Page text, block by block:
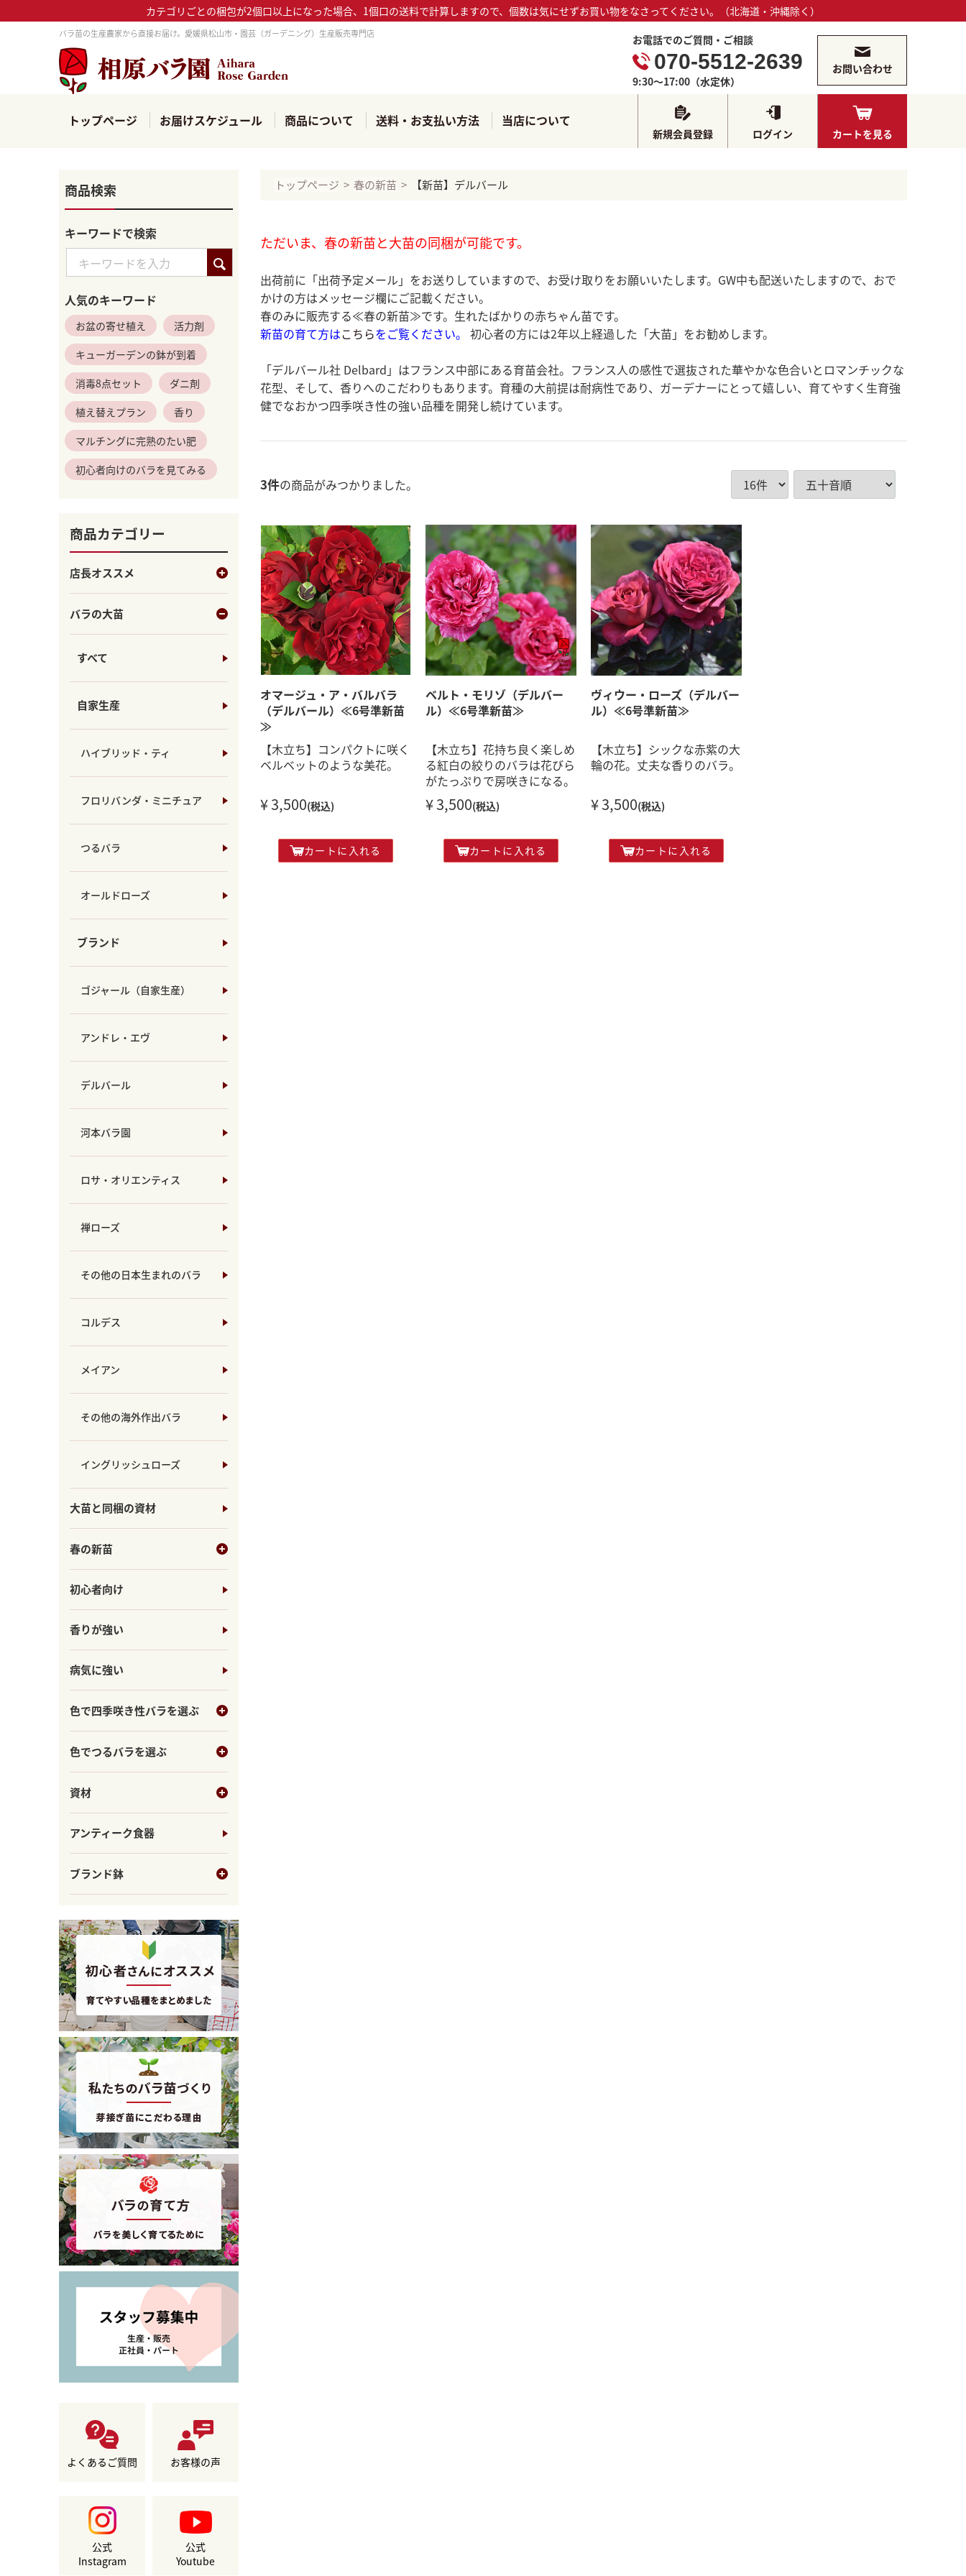
カテゴリごとの梱包が2個口以上になった場合、1個口の送料で計算しますので、個数は気にせずお買い物をなさってください。（北海道・沖縄除く）
バラ苗の生産農家から直接お届け。愛媛県松山市・園芸（ガーデニング）生産販売専門店 お電話でのご質問・ご相談
070-5512-2639
9:30～17:00（水定休）
お問い合わせ
トップページ お届けスケジュール 商品について 送料・お支払い方法 当店について
新規会員登録 ログイン カートを見る
商品検索
キーワードで検索
人気のキーワード
お盆の寄せ植え
活力剤
キューガーデンの鉢が到着
消毒8点セット
ダニ剤
植え替えプラン
香り
マルチングに完熟のたい肥
初心者向けのバラを見てみる
商品カテゴリー
店長オススメ
バラの大苗
すべて
自家生産
ハイブリッド・ティ
フロリバンダ・ミニチュア
つるバラ
オールドローズ
ブランド
ゴジャール（自家生産）
アンドレ・エヴ
デルバール
河本バラ園
ロサ・オリエンティス
禅ローズ
その他の日本生まれのバラ
コルデス
メイアン
その他の海外作出バラ
イングリッシュローズ
大苗と同梱の資材
春の新苗
初心者向け
香りが強い
病気に強い
色で四季咲き性バラを選ぶ
色でつるバラを選ぶ
資材
アンティーク食器
ブランド鉢
よくあるご質問 お客様の声
公式
Instagram
公式
Youtube
トップページ 春の新苗 【新苗】デルバール
ただいま、春の新苗と大苗の同梱が可能です。
出荷前に「出荷予定メール」をお送りしていますので、お受け取りをお願いいたします。GW中も配送いたしますので、おで
かけの方はメッセージ欄にご記載ください。
春のみに販売する≪春の新苗≫です。生れたばかりの赤ちゃん苗です。
新苗の育て方はこちらをご覧ください。 初心者の方には2年以上経過した「大苗」をお勧めします。
「デルバール社 Delbard」はフランス中部にある育苗会社。フランス人の感性で選抜された華やかな色合いとロマンチックな
花型、そして、香りへのこだわりもあります。育種の大前提は耐病性であり、ガーデナーにとって嬉しい、育てやすく生育強
健でなおかつ四季咲き性の強い品種を開発し続けています。
3件の商品がみつかりました。
オマージュ・ア・バルバラ
（デルバール）≪6号準新苗
≫
【木立ち】コンパクトに咲く
ベルベットのような美花。
¥ 3,500(税込)
カートに入れる
ベルト・モリゾ（デルバー
ル）≪6号準新苗≫
【木立ち】花持ち良く楽しめ
る紅白の絞りのバラは花びら
がたっぷりで房咲きになる。
¥ 3,500(税込)
カートに入れる
ヴィウー・ローズ（デルバー
ル）≪6号準新苗≫
【木立ち】シックな赤紫の大
輪の花。丈夫な香りのバラ。
¥ 3,500(税込)
カートに入れる